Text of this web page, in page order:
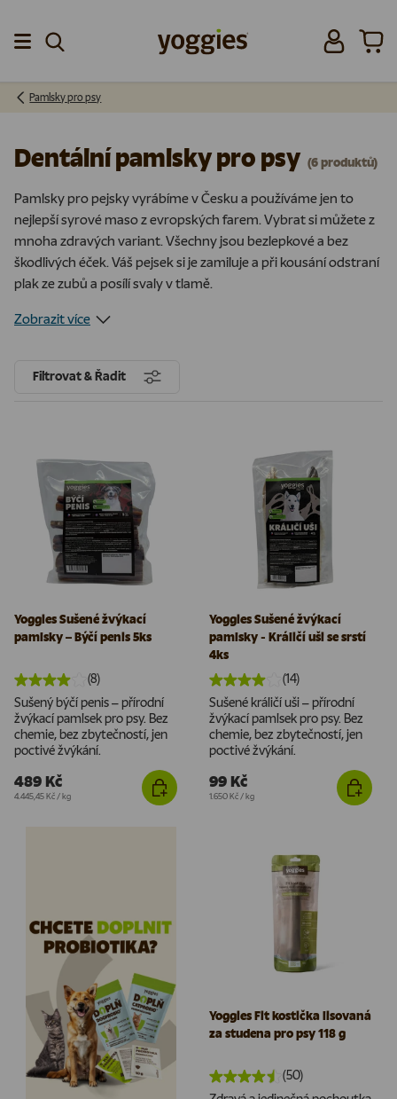
Přeskočit na obsah
Přihlásit se
Pamlsky pro psy
Dentální pamlsky pro psy (6 produktů)
Pamlsky pro pejsky vyrábíme v Česku a používáme jen to
nejlepší syrové maso z evropských farem. Vybrat si můžete z
mnoha zdravých variant. Všechny jsou bezlepkové a bez
škodlivých éček. Váš pejsek si je zamiluje a při kousání odstraní
plak ze zubů a posílí svaly v tlamě.
Zobrazit více
Filtrovat & Řadit
Yoggies Sušené žvýkací
pamlsky – Býčí penis 5ks
(8)
Sušený býčí penis – přírodní
žvýkací pamlsek pro psy. Bez
chemie, bez zbytečností, jen
poctivé žvýkání.
489 Kč
Cena za jednotku
4.445,45 Kč /kg
Yoggies Sušené žvýkací
pamlsky - Králičí uši se srstí
4ks
(14)
Sušené králičí uši – přírodní
žvýkací pamlsek pro psy. Bez
chemie, bez zbytečností, jen
poctivé žvýkání.
99 Kč
Cena za jednotku
1.650 Kč /kg
Yoggies Fit kostička lisovaná
za studena pro psy 118 g
(50)